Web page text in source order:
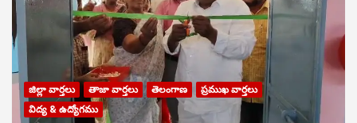
జిల్లా వార్తలు తాజా వార్తలు తెలంగాణ
ప్రముఖ వార్తలు
విద్య & ఉద్యోగము